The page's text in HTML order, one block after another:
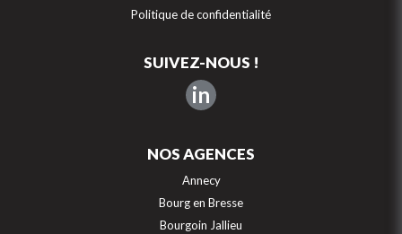
Politique de confidentialité
SUIVEZ-NOUS !
in
NOS AGENCES
Annecy
Bourg en Bresse
Bourgoin Jallieu